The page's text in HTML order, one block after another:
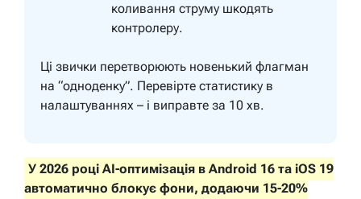
коливання струму шкодять
контролеру.
Ці звички перетворюють новенький флагман
на “одноденку”. Перевірте статистику в
налаштуваннях – і виправте за 10 хв.
У 2026 році AI-оптимізація в Android 16 та iOS 19
автоматично блокує фони, додаючи 15-20%